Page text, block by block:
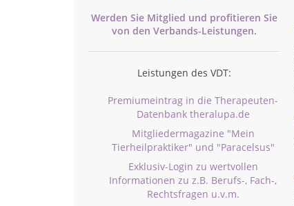
Werden Sie Mitglied und profitieren Sie
von den Verbands-Leistungen.
Leistungen des VDT:
Premiumeintrag in die Therapeuten-
Datenbank theralupa.de
Mitgliedermagazine "Mein
Tierheilpraktiker" und "Paracelsus"
Exklusiv-Login zu wertvollen
Informationen zu z.B. Berufs-, Fach-,
Rechtsfragen u.v.m.